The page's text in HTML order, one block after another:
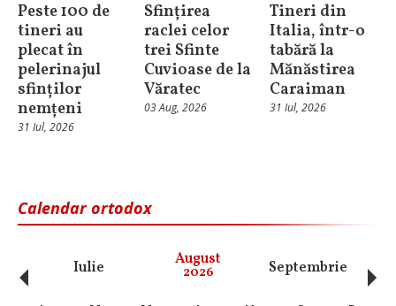
Peste 100 de
tineri au
plecat în
pelerinajul
sfinților
nemțeni
31 Iul, 2026
Sfințirea
raclei celor
trei Sfinte
Cuvioase de la
Văratec
03 Aug, 2026
Tineri din
Italia, într-o
tabără la
Mănăstirea
Caraiman
31 Iul, 2026
Calendar ortodox
Iulie August
2026 Septembrie
‹